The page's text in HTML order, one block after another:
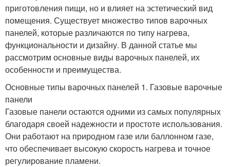
приготовления пищи, но и влияет на эстетический вид
помещения. Существует множество типов варочных
панелей, которые различаются по типу нагрева,
функциональности и дизайну. В данной статье мы
рассмотрим основные виды варочных панелей, их
особенности и преимущества.
Основные типы варочных панелей 1. Газовые варочные
панели
Газовые панели остаются одними из самых популярных
благодаря своей надежности и простоте использования.
Они работают на природном газе или баллонном газе,
что обеспечивает высокую скорость нагрева и точное
регулирование пламени.